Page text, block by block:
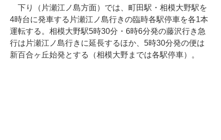
下り（片瀬江ノ島方面）では、町田駅・相模大野駅を
4時台に発車する片瀬江ノ島行きの臨時各駅停車を各1本
運転する。相模大野駅5時30分・6時6分発の藤沢行き急
行は片瀬江ノ島行きに延長するほか、5時30分発の便は
新百合ヶ丘始発とする（相模大野までは各駅停車）。